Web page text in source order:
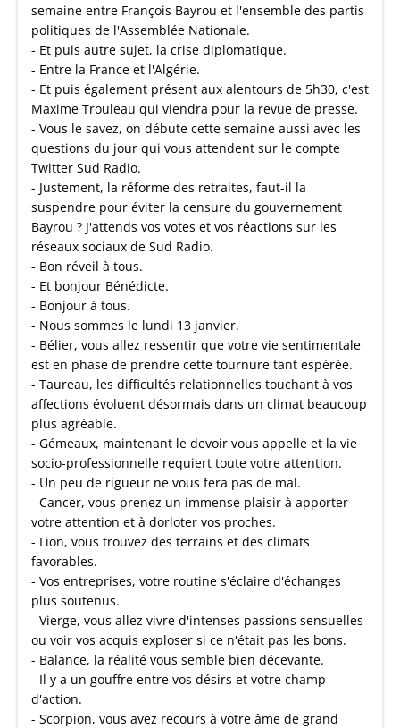
semaine entre François Bayrou et l'ensemble des partis
politiques de l'Assemblée Nationale.
- Et puis autre sujet, la crise diplomatique.
- Entre la France et l'Algérie.
- Et puis également présent aux alentours de 5h30, c'est
Maxime Trouleau qui viendra pour la revue de presse.
- Vous le savez, on débute cette semaine aussi avec les
questions du jour qui vous attendent sur le compte
Twitter Sud Radio.
- Justement, la réforme des retraites, faut-il la
suspendre pour éviter la censure du gouvernement
Bayrou ? J'attends vos votes et vos réactions sur les
réseaux sociaux de Sud Radio.
- Bon réveil à tous.
- Et bonjour Bénédicte.
- Bonjour à tous.
- Nous sommes le lundi 13 janvier.
- Bélier, vous allez ressentir que votre vie sentimentale
est en phase de prendre cette tournure tant espérée.
- Taureau, les difficultés relationnelles touchant à vos
affections évoluent désormais dans un climat beaucoup
plus agréable.
- Gémeaux, maintenant le devoir vous appelle et la vie
socio-professionnelle requiert toute votre attention.
- Un peu de rigueur ne vous fera pas de mal.
- Cancer, vous prenez un immense plaisir à apporter
votre attention et à dorloter vos proches.
- Lion, vous trouvez des terrains et des climats
favorables.
- Vos entreprises, votre routine s'éclaire d'échanges
plus soutenus.
- Vierge, vous allez vivre d'intenses passions sensuelles
ou voir vos acquis exploser si ce n'était pas les bons.
- Balance, la réalité vous semble bien décevante.
- Il y a un gouffre entre vos désirs et votre champ
d'action.
- Scorpion, vous avez recours à votre âme de grand